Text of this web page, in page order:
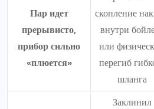
Пар идет
прерывисто,
прибор сильно
«плюется»
скопление
внутри
или
перегиб
шланга
Заклинил